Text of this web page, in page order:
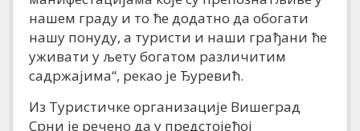
нашем граду и то ће додатно да обогати
нашу понуду, а туристи и наши грађани ће
уживати у љету богатом различитим
садржајима“, рекао је Ђуревић.
Из Туристичке организације Вишеград
Срни је речено да у предстојећој